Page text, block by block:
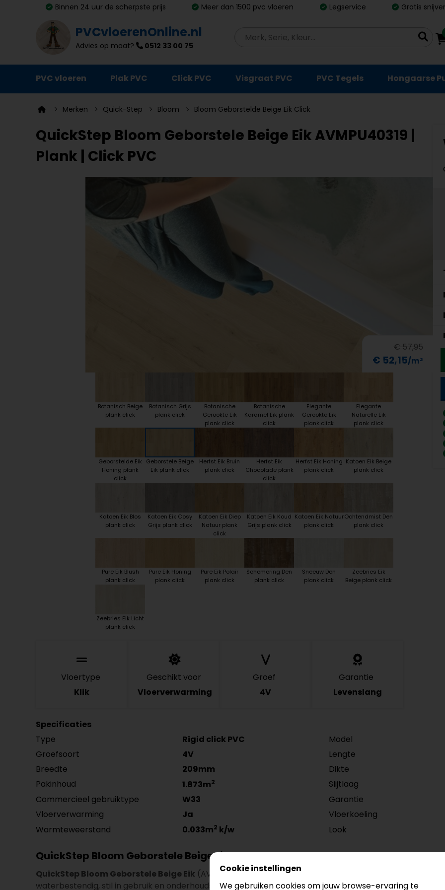
Binnen 24 uur de scherpste prijs Meer dan 1500 pvc vloeren Legservice Gratis
PVCvloerenOnline.nl
Advies op maat? 0512 33 00 75
PVC vloeren Plak PVC Click PVC Visgraat PVC PVC Tegels Hongaarse
Ondervloeren
Plinten
Deurmatten
Schoonmaak en onderhoud
Merken Quick-Step Bloom Bloom Geborstelde Beige Eik Click
QuickStep Bloom Geborstele Beige Eik AVMPU40319 |
Plank | Click PVC
€ 57,95
€ 52,15
Botanisch Beige
plank click
Botanisch Grijs
plank click
Botanische
Gerookte Eik
plank click
Botanische
Karamel Eik plank
click
Elegante
Gerookte Eik
plank click
Elegante
Naturelle Eik
plank click
Geborstelde Eik
Honing plank
click
Geborstele Beige
Eik plank click
Herfst Eik Bruin
plank click
Herfst Eik
Chocolade plank
click
Herfst Eik Honing
plank click
Katoen Eik Beige
plank click
Katoen Eik Blos
plank click
Katoen Eik Cosy
Grijs plank click
Katoen Eik Diep
Natuur plank
click
Katoen Eik Koud
Grijs plank click
Katoen Eik Natuur
plank click
Ochtendmist Den
plank click
Pure Eik Blush
plank click
Pure Eik Honing
plank click
Pure Eik Polair
plank click
Schemering Den
plank click
Sneeuw Den
plank click
Zeebries Eik
Beige plank click
Zeebries Eik Licht
plank click
Vloertype
Klik
Geschikt voor
Vloerverwarming
Groef
4V
Garantie
Levenslang
Specificaties
Type
Rigid click PVC Model
Groefsoort
4V Lengte
Breedte
209mm Dikte
Pakinhoud
1.873m2 Slijtlaag
Commercieel gebruiktype
W33 Garantie
Vloerverwarming
Ja Vloerkoeling
Warmteweerstand
0.033m2 k/w Look
QuickStep Bloom Geborstele Beige Eik AVMPU40319
QuickStep Bloom Geborstele Beige Eik (AVMPU40319) is een click PVC plank en combineert een
waterbestendig, stil in gebruik en onderhoudsvriendelijk, ideaal voor dagelijks wonen. Dankzij het
Cookie instellingen
We gebruiken cookies om jouw browse-ervaring te